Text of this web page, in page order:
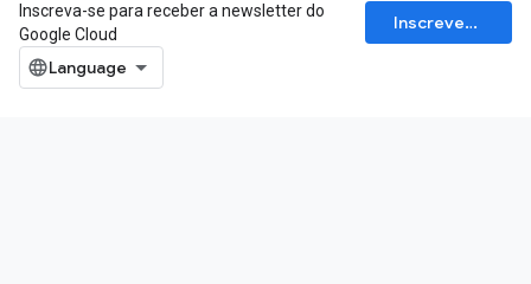
Inscreva-se para receber a newsletter do
Google Cloud
Inscrever-se